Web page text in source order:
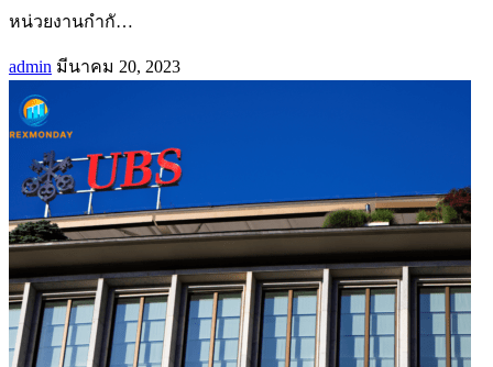
หน่วยงานกำกั…
admin มีนาคม 20, 2023